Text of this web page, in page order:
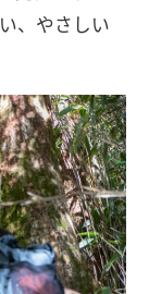
、やさしい